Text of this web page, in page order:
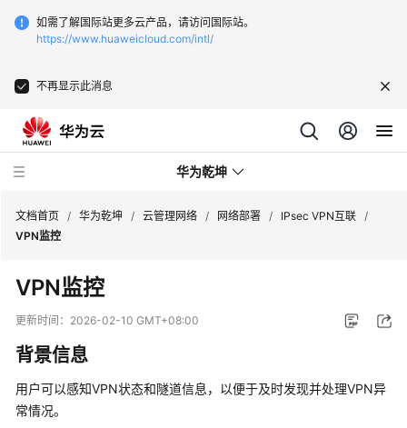
如需了解国际站更多云产品，请访问国际站。
https://www.huaweicloud.com/intl/
不再显示此消息
华为乾坤
全
云
务
云
管
文档首页 / 华为乾坤 / 云管理网络 / 网络部署 / IPsec VPN互联 /
VPN监控
VPN监控
更新时间： 2026-02-10 GMT+08:00
背景信息
用户可以感知VPN状态和隧道信息，以便于及时发现并处理VPN异
常情况。